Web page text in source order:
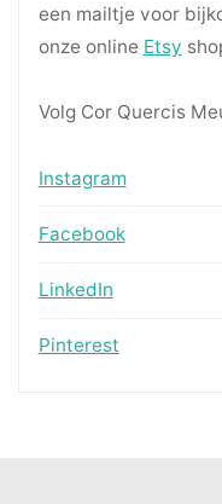
een mailtje voor
onze online Etsy
Volg Cor Quercis
Instagram
Facebook
LinkedIn
Pinterest